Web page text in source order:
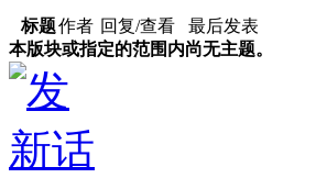
标题作者 回复/查看
最后发表
本版块或指定的范围内尚无主题。